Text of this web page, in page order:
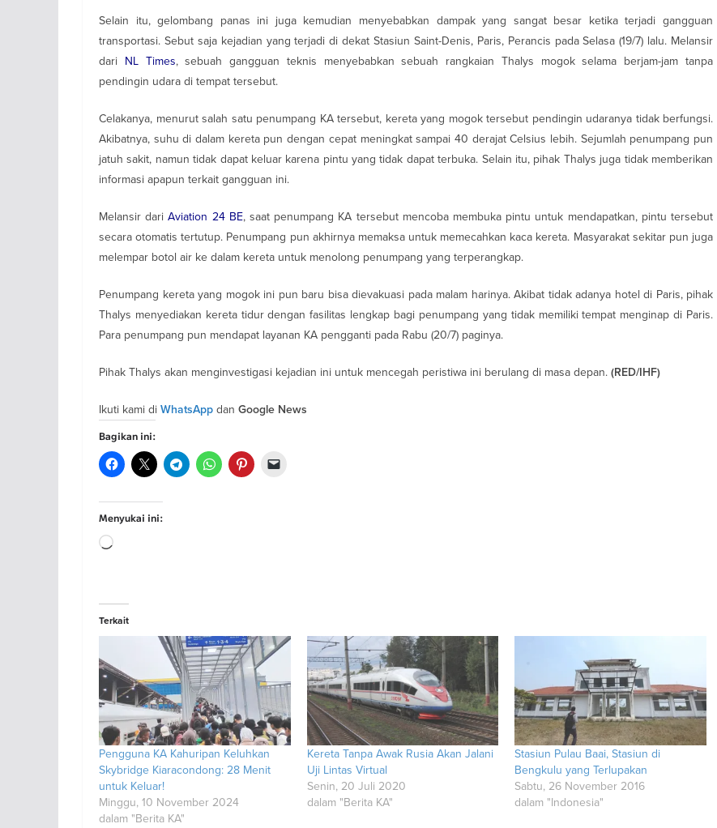
Selain itu, gelombang panas ini juga kemudian menyebabkan dampak yang sangat besar ketika terjadi gangguan
transportasi. Sebut saja kejadian yang terjadi di dekat Stasiun Saint-Denis, Paris, Perancis pada Selasa (19/7) lalu. Melansir
dari NL Times, sebuah gangguan teknis menyebabkan sebuah rangkaian Thalys mogok selama berjam-jam tanpa
pendingin udara di tempat tersebut.
Celakanya, menurut salah satu penumpang KA tersebut, kereta yang mogok tersebut pendingin udaranya tidak berfungsi.
Akibatnya, suhu di dalam kereta pun dengan cepat meningkat sampai 40 derajat Celsius lebih. Sejumlah penumpang pun
jatuh sakit, namun tidak dapat keluar karena pintu yang tidak dapat terbuka. Selain itu, pihak Thalys juga tidak memberikan
informasi apapun terkait gangguan ini.
Melansir dariAviation 24 BE, saat penumpang KA tersebut mencoba membuka pintu untuk mendapatkan, pintu tersebut
secara otomatis tertutup. Penumpang pun akhirnya memaksa untuk memecahkan kaca kereta. Masyarakat sekitar pun juga
melempar botol air ke dalam kereta untuk menolong penumpang yang terperangkap.
Penumpang kereta yang mogok ini pun baru bisa dievakuasi pada malam harinya. Akibat tidak adanya hotel di Paris, pihak
Thalys menyediakan kereta tidur dengan fasilitas lengkap bagi penumpang yang tidak memiliki tempat menginap di Paris.
Para penumpang pun mendapat layanan KA pengganti pada Rabu (20/7) paginya.
Pihak Thalys akan menginvestigasi kejadian ini untuk mencegah peristiwa ini berulang di masa depan. (RED/IHF)
Ikuti kami di WhatsApp dan Google News
Bagikan ini:
Menyukai ini:
Memuat...
Terkait
Pengguna KA Kahuripan Keluhkan
Skybridge Kiaracondong: 28 Menit
untuk Keluar!
Minggu, 10 November 2024
dalam "Berita KA"
Kereta Tanpa Awak Rusia Akan Jalani
Uji Lintas Virtual
Senin, 20 Juli 2020
dalam "Berita KA"
Stasiun Pulau Baai, Stasiun di
Bengkulu yang Terlupakan
Sabtu, 26 November 2016
dalam "Indonesia"